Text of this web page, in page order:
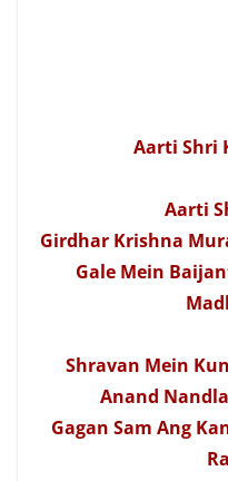
Aarti Shri
Aarti Shri
Girdhar Krishna
Gale Mein
Shravan Mein
Anand
Gagan Sam Ang